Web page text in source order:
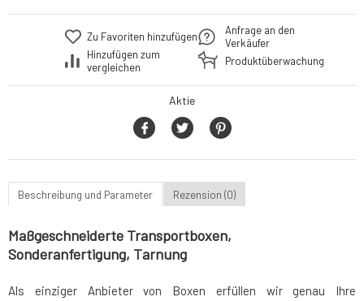
Zu Favoriten hinzufügen
Hinzufügen zum
vergleichen
Anfrage an den
Verkäufer
Produktüberwachung
Aktie
Beschreibung und Parameter Rezension (0)
Maßgeschneiderte Transportboxen,
Sonderanfertigung, Tarnung
Als einziger Anbieter von Boxen erfüllen wir genau Ihre